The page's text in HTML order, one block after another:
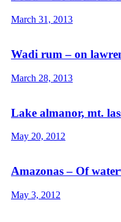
March 31, 2013
Wadi rum – on
March 28, 2013
Lake almanor, mt.
May 20, 2012
Amazonas – Of
May 3, 2012